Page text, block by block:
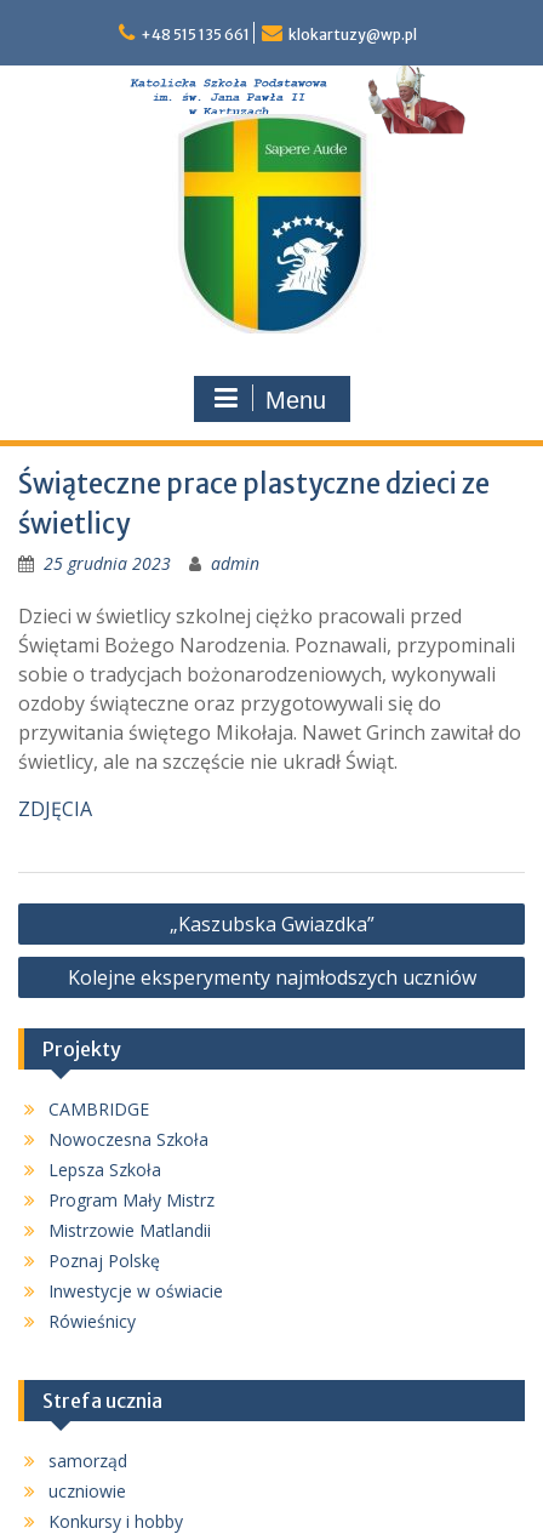
content
+48 515 135 661 klokartuzy@wp.pl
Menu
Świąteczne prace plastyczne dzieci ze
świetlicy
25 grudnia 2023 admin
Dzieci w świetlicy szkolnej ciężko pracowali przed
Świętami Bożego Narodzenia. Poznawali, przypominali
sobie o tradycjach bożonarodzeniowych, wykonywali
ozdoby świąteczne oraz przygotowywali się do
przywitania świętego Mikołaja. Nawet Grinch zawitał do
świetlicy, ale na szczęście nie ukradł Świąt.
ZDJĘCIA
Nawigacja
wpisu
„Kaszubska Gwiazdka”
Kolejne eksperymenty najmłodszych uczniów
Projekty
CAMBRIDGE
Nowoczesna Szkoła
Lepsza Szkoła
Program Mały Mistrz
Mistrzowie Matlandii
Poznaj Polskę
Inwestycje w oświacie
Rówieśnicy
Strefa ucznia
samorząd
uczniowie
Konkursy i hobby